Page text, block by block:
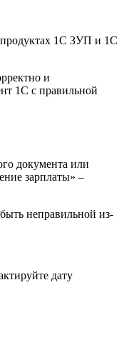
1С ЗУП и 1С
и
1С с правильной
документа или
зарплаты» –
неправильной из-
дату